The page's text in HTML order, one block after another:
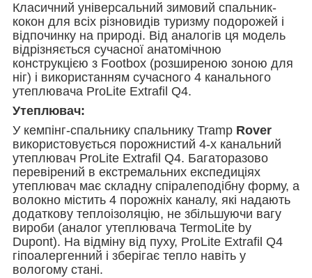
Класичний універсальний зимовий спальник-
кокон для всіх різновидів туризму подорожей і
відпочинку на природі. Від аналогів ця модель
відрізняється сучасної анатомічною
конструкцією з Footbox (розширеною зоною для
ніг) і використанням сучасного 4 канального
утеплювача ProLite Extrafil Q4.
Утеплювач:
У кемпінг-спальнику спальнику Tramp Rover
використовується порожнистий 4-х канальний
утеплювач ProLite Extrafil Q4. Багаторазово
перевірений в екстремальних експедиціях
утеплювач має складну спіралеподібну форму, а
волокно містить 4 порожніх каналу, які надають
додаткову теплоізоляцію, не збільшуючи вагу
вироби (аналог утеплювача TermoLite by
Dupont). На відміну від пуху, ProLite Extrafil Q4
гіпоалергенний і зберігає тепло навіть у
вологому стані.